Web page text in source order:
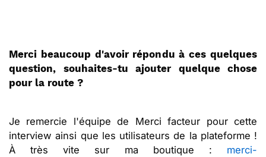
Merci beaucoup d'avoir répondu à ces quelques
question, souhaites-tu ajouter quelque chose
pour la route ?
Je remercie l'équipe de Merci facteur pour cette
interview ainsi que les utilisateurs de la plateforme !
À très vite sur ma boutique : merci-